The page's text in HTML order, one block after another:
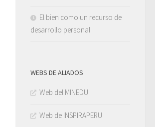
El bien como un recurso de
desarrollo personal
WEBS DE ALIADOS
Web del MINEDU
Web de INSPIRAPERU